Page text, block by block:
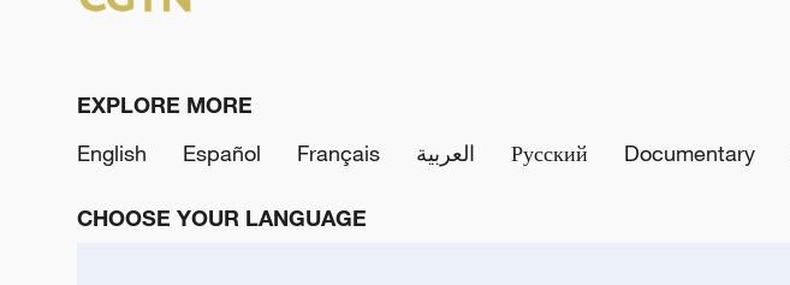
EXPLORE MORE
English
Español Français العربية Русский Documentary
CHOOSE YOUR LANGUAGE